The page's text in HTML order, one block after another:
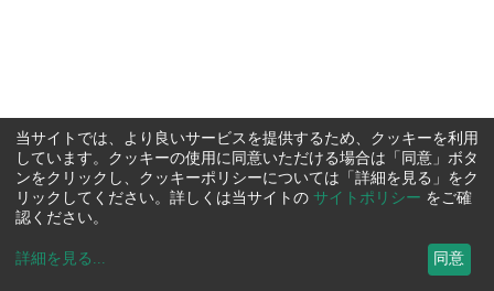
当サイトでは、より良いサービスを提供するため、クッキーを利用
しています。クッキーの使用に同意いただける場合は「同意」ボタ
ンをクリックし、クッキーポリシーについては「詳細を見る」をク
リックしてください。詳しくは当サイトの サイトポリシー をご確
認ください。
詳細を見る ... 同意